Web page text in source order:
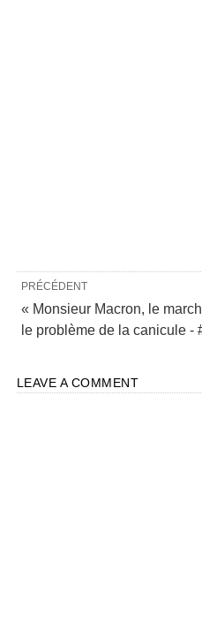
PRÉCÉDENT
« Monsieur Macron, le
le problème de la canicule -
LEAVE A COMMENT